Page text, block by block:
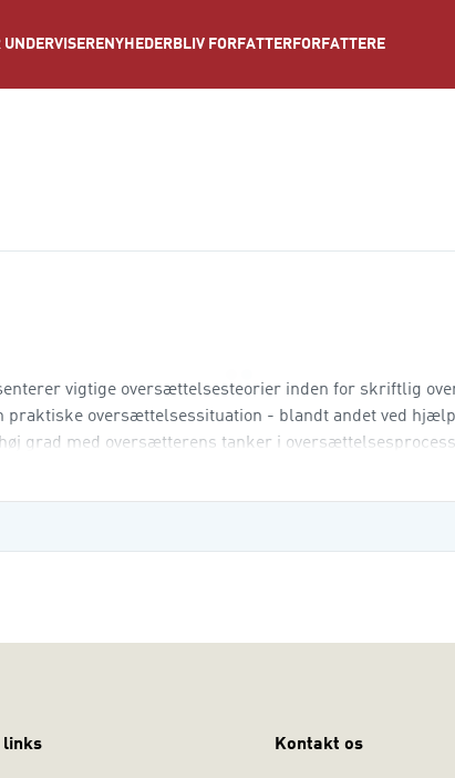
UNDERVISERE NYHEDER BLIV FORFATTER FORFATTERE
vigtige oversættelsesteorier inden for skriftlig
praktiske oversættelsessituation - blandt andet ved
grad med oversætterens tanker i
links Kontakt os